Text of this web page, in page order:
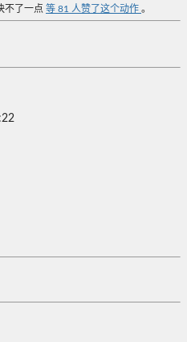
不了一点 等 81 人赞了这个动作 。